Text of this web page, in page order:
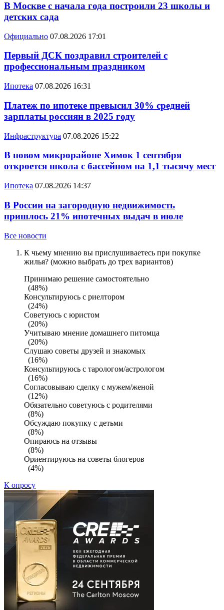
В Москве с начала года построили 23 школы и
детских сада
Официально 07.08.2026 17:01
Первый ДСК поздравил строителей с
профессиональным праздником
Ипотека 07.08.2026 16:31
Платеж по ипотеке превысил 30% средней
зарплаты россиян в 2025 году
Инфраструктура 07.08.2026 15:22
В новом микрорайоне Химок 1 сентября
откроется школа с бассейном на 1,1 тысячу мест
Ипотека 07.08.2026 14:37
В России на загородную недвижимость
пришлось 21% ипотечных выдач в июле
Все новости
К чьему мнению вы прислушиваетесь при покупке
жилья? (можно выбрать до трех вариантов)
Принимаю решение самостоятельно
(48%)
Консультируюсь с риелтором
(24%)
Советуюсь с юристом
(20%)
Учитываю мнение домашнего питомца
(20%)
Слушаю советы друзей и знакомых
(16%)
Консультируюсь с тарологом/астрологом
(16%)
Согласовываю сделку с мужем/женой
(12%)
Обязательно советуюсь с родителями
(8%)
Обсуждаю покупку с детьми
(8%)
Опираюсь на отзывы
(8%)
Ориентируюсь на советы блогеров
(4%)
К опросу